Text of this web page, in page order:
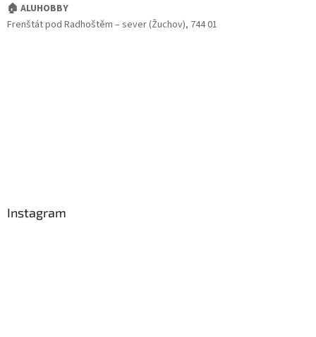
🏠 ALUHOBBY
Frenštát pod Radhoštěm – sever (Žuchov), 744 01
Instagram